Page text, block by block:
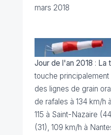
mars 2018
Jour de l'an 2018 : La
touche
des lignes de grain
de rafales à 134 km/h
115 à Saint-Nazaire
(31), 109 km/h à